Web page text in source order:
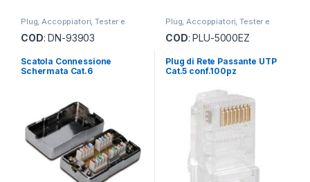
Plug, Accoppiatori, Tester e
COD: DN-93903
Scatola Connessione
Schermata Cat.6
Plug, Accoppiatori, Tester e
COD: PLU-5000EZ
Plug di Rete Passante UTP
Cat.5 conf.100pz